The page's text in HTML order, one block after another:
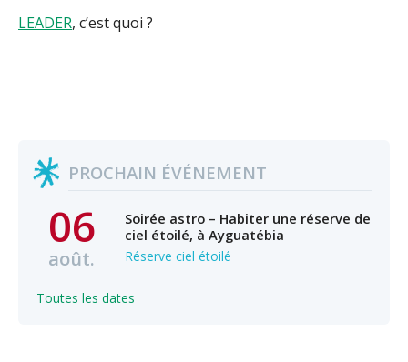
LEADER, c’est quoi ?
PROCHAIN ÉVÉNEMENT
06
août.
Soirée astro – Habiter une réserve de
ciel étoilé, à Ayguatébia
Réserve ciel étoilé
Toutes les dates